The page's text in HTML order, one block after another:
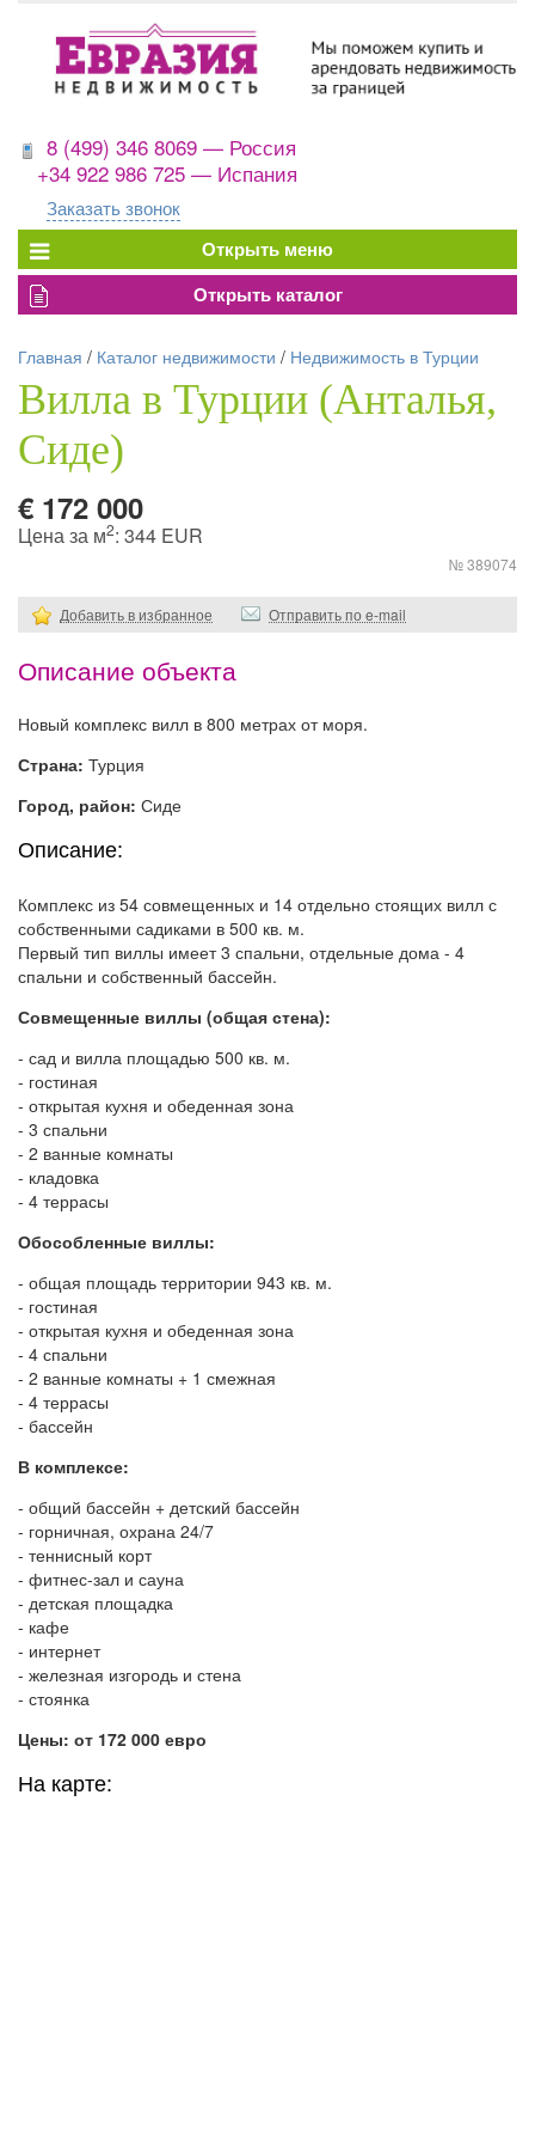
8 (499) 346 8069 — Россия
+34 922 986 725 — Испания
Заказать звонок
Главная / Каталог недвижимости / Недвижимость в Турции
Вилла в Турции (Анталья,
Сиде)
€ 172 000
Цена за м2: 344 EUR
№ 389074
Добавить в избранное Отправить по e-mail
Описание объекта
Новый комплекс вилл в 800 метрах от моря.
Страна: Турция
Город, район: Сиде
Описание:
Комплекс из 54 совмещенных и 14 отдельно стоящих вилл с
собственными садиками в 500 кв. м.
Первый тип виллы имеет 3 спальни, отдельные дома - 4
спальни и собственный бассейн.
Совмещенные виллы (общая стена):
- сад и вилла площадью 500 кв. м.
- гостиная
- открытая кухня и обеденная зона
- 3 спальни
- 2 ванные комнаты
- кладовка
- 4 террасы
Обособленные виллы:
- общая площадь территории 943 кв. м.
- гостиная
- открытая кухня и обеденная зона
- 4 спальни
- 2 ванные комнаты + 1 смежная
- 4 террасы
- бассейн
В комплексе:
- общий бассейн + детский бассейн
- горничная, охрана 24/7
- теннисный корт
- фитнес-зал и сауна
- детская площадка
- кафе
- интернет
- железная изгородь и стена
- стоянка
Цены: от 172 000 евро
На карте: